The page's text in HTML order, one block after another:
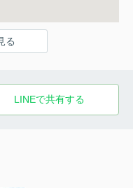
る
LINEで共有する